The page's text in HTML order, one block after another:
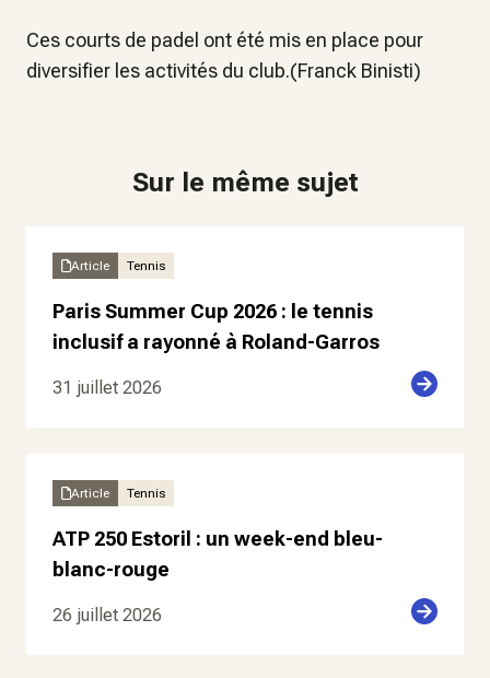
Ces courts de padel ont été mis en place pour
diversifier les activités du club.(Franck Binisti)
Sur le même sujet
Article Tennis
Paris Summer Cup 2026 : le tennis
inclusif a rayonné à Roland-Garros
31 juillet 2026
Article Tennis
ATP 250 Estoril : un week-end bleu-
blanc-rouge
26 juillet 2026